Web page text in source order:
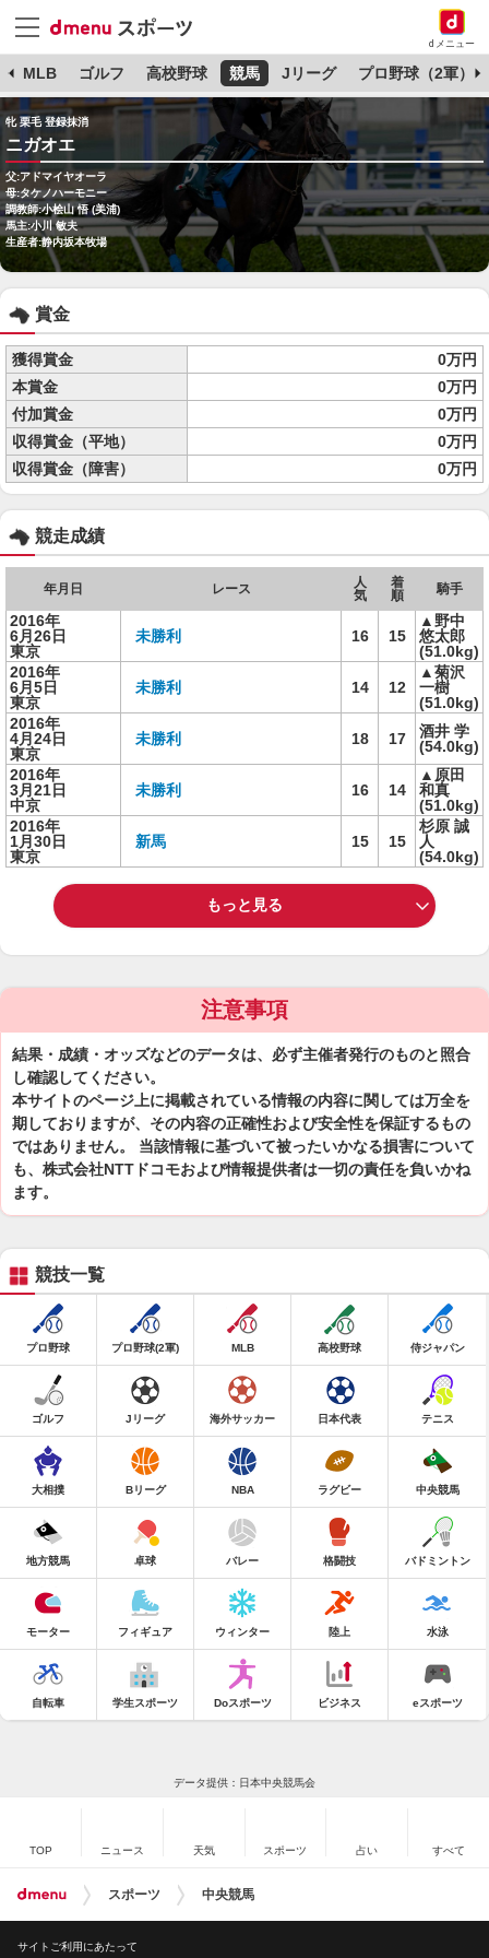
dメニュー
MLB ゴルフ 高校野球 競馬 Jリーグ プロ野球（2軍）
牝 栗毛 登録抹消
ニガオエ
父:アドマイヤオーラ
母:タケノハーモニー
調教師:小桧山 悟 (美浦)
馬主:小川 敏夫
生産者:静内坂本牧場
賞金
獲得賞金
0万円
本賞金
0万円
付加賞金
0万円
収得賞金（平地）
0万円
収得賞金（障害）
0万円
競走成績
年月日 レース
人
気
着
順
騎手
2016年
6月26日
東京
未勝利 16 15
▲野中
悠太郎
(51.0kg)
2016年
6月5日
東京
未勝利 14 12
▲菊沢
一樹
(51.0kg)
2016年
4月24日
東京
未勝利 18 17
酒井 学
(54.0kg)
2016年
3月21日
中京
未勝利 16 14
▲原田
和真
(51.0kg)
2016年
1月30日
東京
新馬 15 15
杉原 誠
人
(54.0kg)
もっと見る
注意事項
結果・成績・オッズなどのデータは、必ず主催者発行のものと照合
し確認してください。
本サイトのページ上に掲載されている情報の内容に関しては万全を
期しておりますが、その内容の正確性および安全性を保証するもの
ではありません。 当該情報に基づいて被ったいかなる損害について
も、株式会社NTTドコモおよび情報提供者は一切の責任を負いかね
ます。
競技一覧
プロ野球 プロ野球(2軍) MLB 高校野球 侍ジャパン
ゴルフ Jリーグ 海外サッカー 日本代表 テニス
大相撲 Bリーグ NBA ラグビー 中央競馬
地方競馬 卓球 バレー 格闘技 バドミントン
モーター フィギュア ウィンター 陸上 水泳
自転車 学生スポーツ Doスポーツ ビジネス eスポーツ
データ提供：日本中央競馬会
TOP ニュース 天気 スポーツ 占い すべて
スポーツ 中央競馬
サイトご利用にあたって